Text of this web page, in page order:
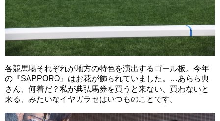
各競馬場それぞれが地方の特色を演出するゴール板。今年
の『SAPPORO』はお花が飾られていました。…あらら典
さん、何着だ？私が典弘馬券を買うと来ない、買わないと
来る、みたいなイヤガラセはいつものことです。